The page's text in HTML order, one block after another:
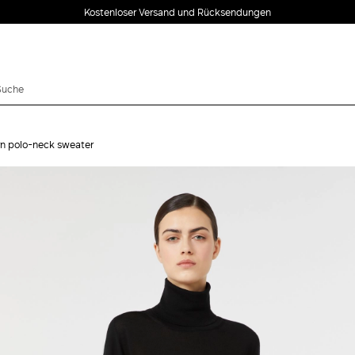
Kostenloser Versand und Rücksendungen
polo-neck sweater